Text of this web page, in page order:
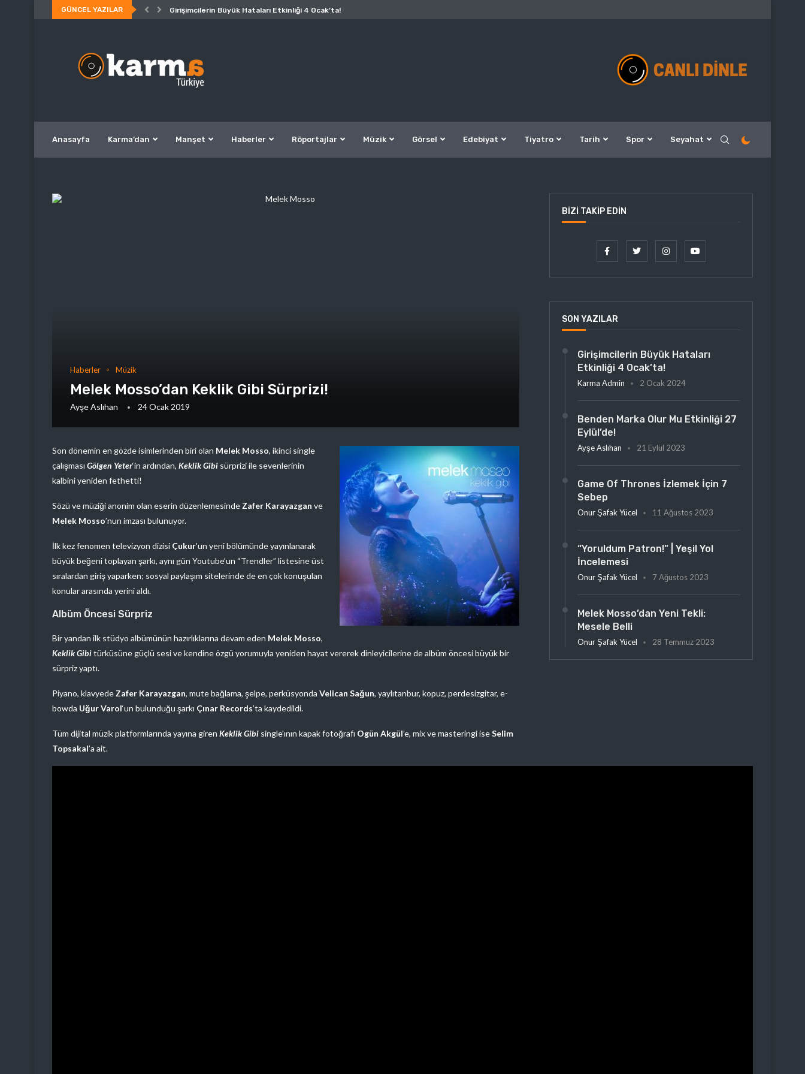
GÜNCEL YAZILAR Girişimcilerin Büyük Hataları Etkinliği 4 Ocak’ta!
Anasayfa Karma’dan Manşet Haberler Röportajlar Müzik Görsel Edebiyat Tiyatro Tarih Spor Seyahat
Haberler Müzik
Melek Mosso’dan Keklik Gibi Sürprizi!
Ayşe Aslıhan 24 Ocak 2019
Son dönemin en gözde isimlerinden biri olan Melek Mosso, ikinci single
çalışması Gölgen Yeter‘in ardından, Keklik Gibi sürprizi ile sevenlerinin
kalbini yeniden fethetti!
Sözü ve müziği anonim olan eserin düzenlemesinde Zafer Karayazgan ve
Melek Mosso’nun imzası bulunuyor.
İlk kez fenomen televizyon dizisi Çukur’un yeni bölümünde yayınlanarak
büyük beğeni toplayan şarkı, aynı gün Youtube’un “Trendler” listesine üst
sıralardan giriş yaparken; sosyal paylaşım sitelerinde de en çok konuşulan
konular arasında yerini aldı.
Albüm Öncesi Sürpriz
Bir yandan ilk stüdyo albümünün hazırlıklarına devam eden Melek Mosso,
Keklik Gibitürküsüne güçlü sesi ve kendine özgü yorumuyla yeniden hayat vererek dinleyicilerine de albüm öncesi büyük bir
sürpriz yaptı.
Piyano, klavyede Zafer Karayazgan, mute bağlama, şelpe, perküsyonda Velican Sağun, yaylıtanbur, kopuz, perdesizgitar, e-
bowda Uğur Varol‘un bulunduğu şarkı Çınar Records’ta kaydedildi.
Tüm dijital müzik platformlarında yayına giren Keklik Gibi single’ının kapak fotoğrafı Ogün Akgül’e, mix ve masteringi iseSelim
Topsakal’a ait.
BIZI TAKIP EDIN
SON YAZILAR
Girişimcilerin Büyük Hataları
Etkinliği 4 Ocak’ta!
Karma Admin 2 Ocak 2024
Benden Marka Olur Mu Etkinliği 27
Eylül’de!
Ayşe Aslıhan 21 Eylül 2023
Game Of Thrones İzlemek İçin 7
Sebep
Onur Şafak Yücel 11 Ağustos 2023
“Yoruldum Patron!” | Yeşil Yol
İncelemesi
Onur Şafak Yücel 7 Ağustos 2023
Melek Mosso’dan Yeni Tekli:
Mesele Belli
Onur Şafak Yücel 28 Temmuz 2023